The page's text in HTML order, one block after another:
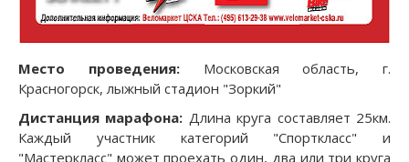
Место проведения:Московская область, г.
Красногорск, лыжный стадион "Зоркий"
Дистанция марафона: Длина круга составляет 25км.
Каждый участник категорий "Спорткласс" и
"Мастеркласс" может проехать один, два или три круга